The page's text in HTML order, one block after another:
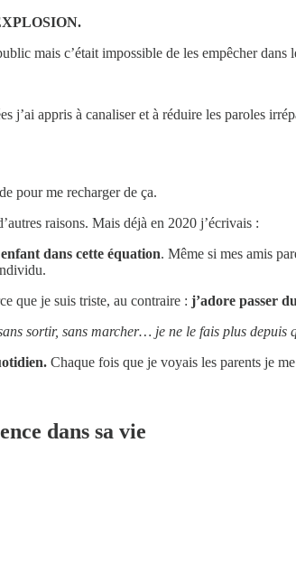
mais c’était impossible de les empêcher dans
j’ai appris à canaliser et à réduire les paroles
pour me recharger de ça.
raisons. Mais déjà en 2020 j’écrivais :
dans cette équation. Même si mes amis
que je suis triste, au contraire : j’adore passer
sortir, sans marcher… je ne le fais plus depuis
Chaque fois que je voyais les parents je
dans sa vie